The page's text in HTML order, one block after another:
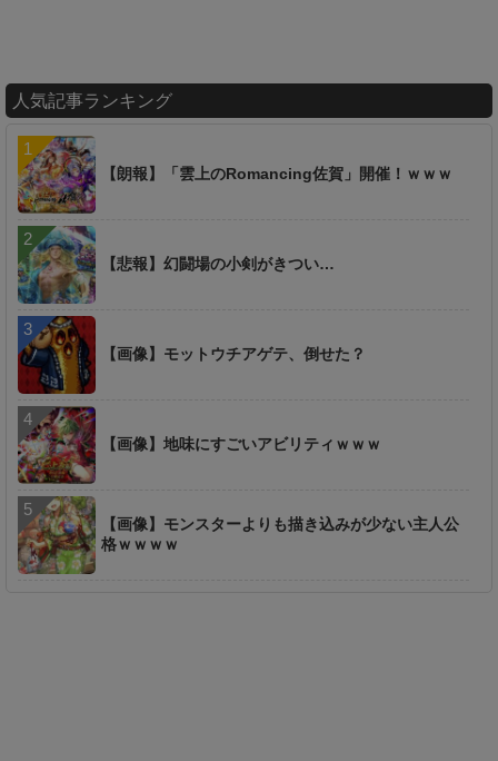
人気記事ランキング
【朗報】「雲上のRomancing佐賀」開催！ｗｗｗ
【悲報】幻闘場の小剣がきつい…
【画像】モットウチアゲテ、倒せた？
【画像】地味にすごいアビリティｗｗｗ
【画像】モンスターよりも描き込みが少ない主人公
格ｗｗｗｗ